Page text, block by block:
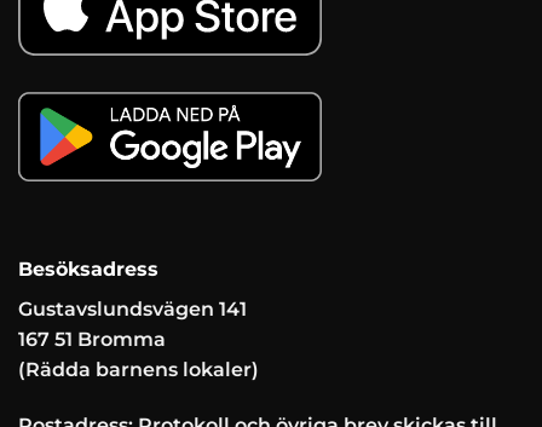
Besöksadress
Gustavslundsvägen 141
167 51 Bromma
(Rädda barnens lokaler)